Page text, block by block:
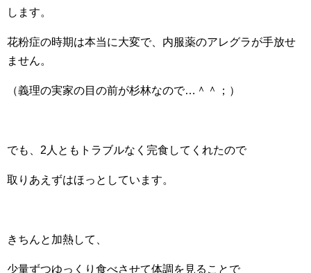
します。
花粉症の時期は本当に大変で、内服薬のアレグラが手放せ
ません。
（義理の実家の目の前が杉林なので…＾＾；）
でも、2人ともトラブルなく完食してくれたので
取りあえずはほっとしています。
きちんと加熱して、
少量ずつゆっくり食べさせて体調を見ることで